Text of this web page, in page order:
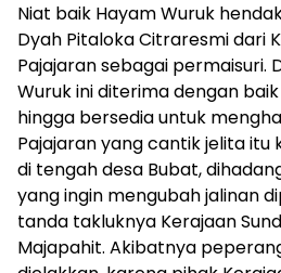
Niat baik Hayam Wuruk
Dyah Pitaloka Citraresmi dari
Pajajaran sebagai permaisuri.
Wuruk ini diterima dengan
hingga bersedia untuk
Pajajaran yang cantik jelita itu
di tengah desa Bubat,
yang ingin mengubah jalinan
tanda takluknya Kerajaan
Majapahit. Akibatnya